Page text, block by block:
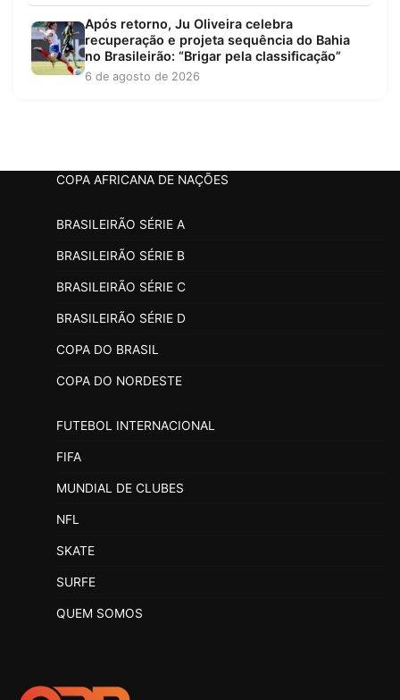
Após retorno, Ju Oliveira celebra
recuperação e projeta sequência do Bahia
no Brasileirão: “Brigar pela classificação”
6 de agosto de 2026
COPA AFRICANA DE NAÇÕES
BRASILEIRÃO SÉRIE A
BRASILEIRÃO SÉRIE B
BRASILEIRÃO SÉRIE C
BRASILEIRÃO SÉRIE D
COPA DO BRASIL
COPA DO NORDESTE
FUTEBOL INTERNACIONAL
FIFA
MUNDIAL DE CLUBES
NFL
SKATE
SURFE
QUEM SOMOS